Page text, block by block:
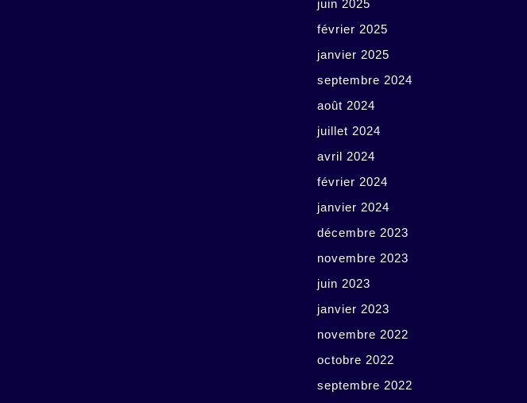
juin 2025
février 2025
janvier 2025
septembre 2024
août 2024
juillet 2024
avril 2024
février 2024
janvier 2024
décembre 2023
novembre 2023
juin 2023
janvier 2023
novembre 2022
octobre 2022
septembre 2022